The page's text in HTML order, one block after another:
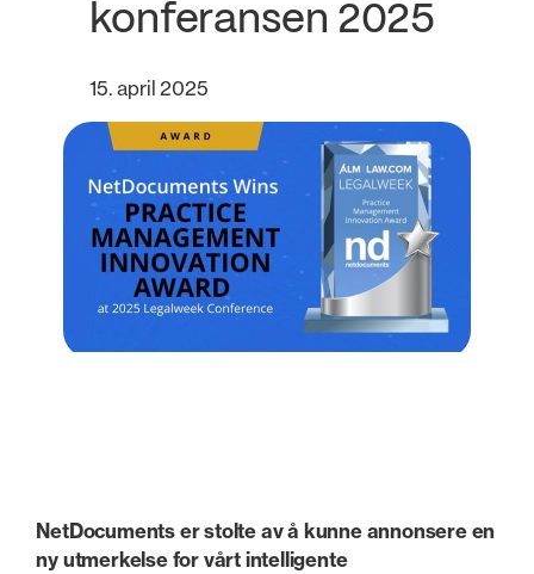
konferansen 2025
15. april 2025
NetDocuments er stolte av å kunne annonsere en
ny utmerkelse for vårt intelligente